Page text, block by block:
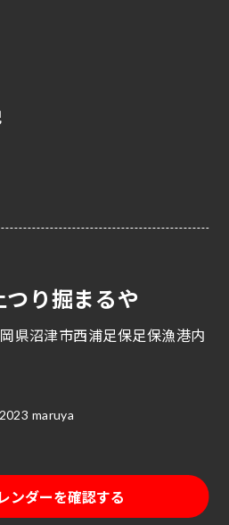
ンダーを確認する
り掘まるや
県沼津市西浦足保足保漁港内
maruya